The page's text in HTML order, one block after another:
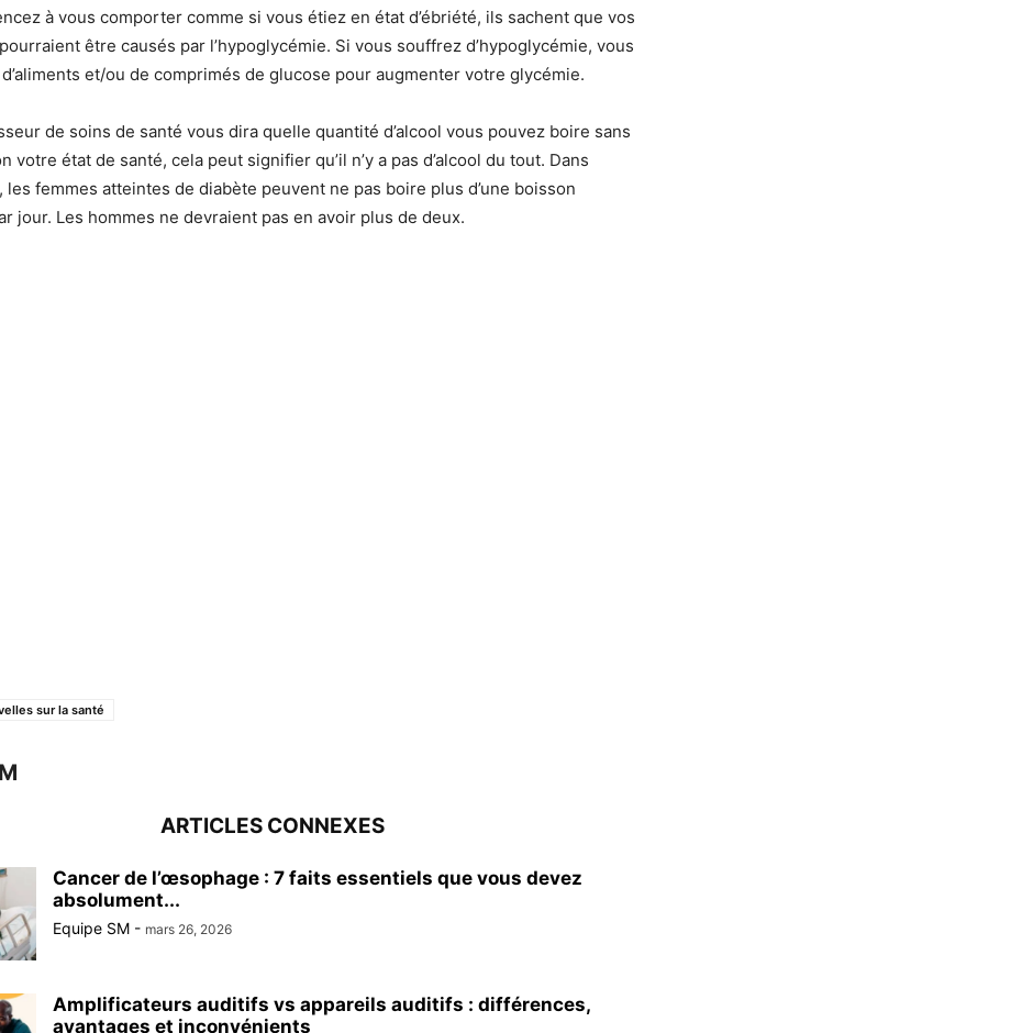
à vous comporter comme si vous étiez en état d’ébriété, ils sachent que vos
être causés par l’hypoglycémie. Si vous souffrez d’hypoglycémie, vous
et/ou de comprimés de glucose pour augmenter votre glycémie.
de soins de santé vous dira quelle quantité d’alcool vous pouvez boire sans
votre état de santé, cela peut signifier qu’il n’y a pas d’alcool du tout. Dans
les femmes atteintes de diabète peuvent ne pas boire plus d’une boisson
jour. Les hommes ne devraient pas en avoir plus de deux.
sur la santé
ARTICLES CONNEXES
Cancer de l’œsophage : 7 faits essentiels que vous devez
absolument...
Equipe SM - mars 26, 2026
Amplificateurs auditifs vs appareils auditifs : différences,
avantages et inconvénients